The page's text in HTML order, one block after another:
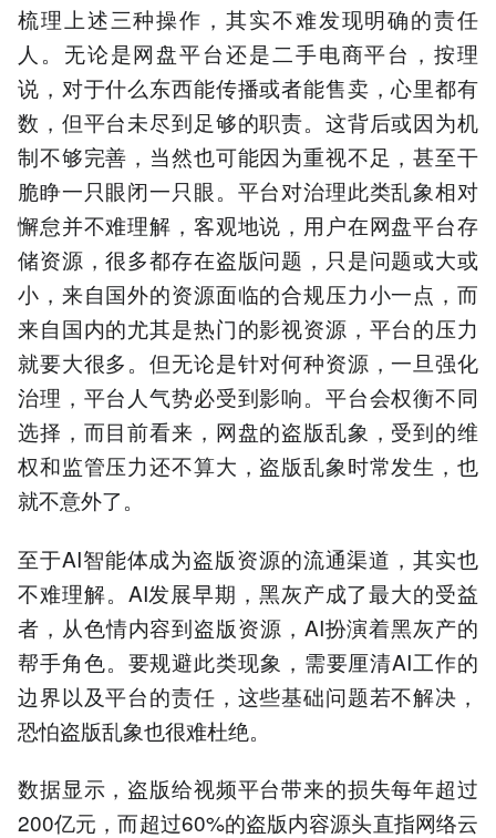
梳理上述三种操作，其实不难发现明确的责任
人。无论是网盘平台还是二手电商平台，按理
说，对于什么东西能传播或者能售卖，心里都有
数，但平台未尽到足够的职责。这背后或因为机
制不够完善，当然也可能因为重视不足，甚至干
脆睁一只眼闭一只眼。平台对治理此类乱象相对
懈怠并不难理解，客观地说，用户在网盘平台存
储资源，很多都存在盗版问题，只是问题或大或
小，来自国外的资源面临的合规压力小一点，而
来自国内的尤其是热门的影视资源，平台的压力
就要大很多。但无论是针对何种资源，一旦强化
治理，平台人气势必受到影响。平台会权衡不同
选择，而目前看来，网盘的盗版乱象，受到的维
权和监管压力还不算大，盗版乱象时常发生，也
就不意外了。
至于AI智能体成为盗版资源的流通渠道，其实也
不难理解。AI发展早期，黑灰产成了最大的受益
者，从色情内容到盗版资源，AI扮演着黑灰产的
帮手角色。要规避此类现象，需要厘清AI工作的
边界以及平台的责任，这些基础问题若不解决，
恐怕盗版乱象也很难杜绝。
数据显示，盗版给视频平台带来的损失每年超过
200亿元，而超过60%的盗版内容源头直指网络云